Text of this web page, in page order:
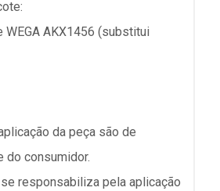
WEGA AKX1456 (substitui
da peça são de
do consumidor.
responsabiliza pela aplicação